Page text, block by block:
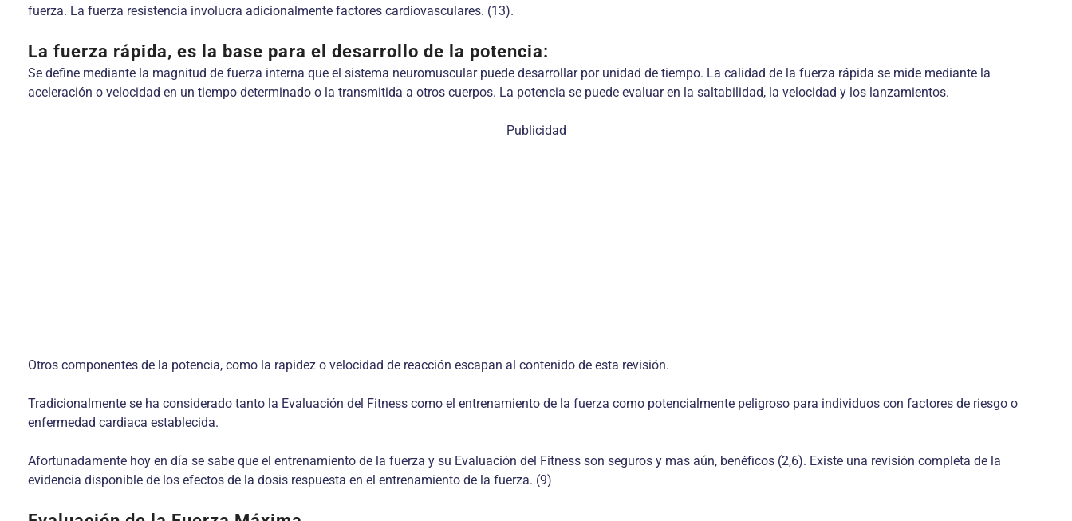
fuerza. La fuerza resistencia involucra adicionalmente factores cardiovasculares. (13).
La fuerza rápida, es la base para el desarrollo de la potencia:
Se define mediante la magnitud de fuerza interna que el sistema neuromuscular puede desarrollar por unidad de tiempo. La calidad de la fuerza rápida se mide mediante la
aceleración o velocidad en un tiempo determinado o la transmitida a otros cuerpos. La potencia se puede evaluar en la saltabilidad, la velocidad y los lanzamientos.
Publicidad
Otros componentes de la potencia, como la rapidez o velocidad de reacción escapan al contenido de esta revisión.
Tradicionalmente se ha considerado tanto la Evaluación del Fitness como el entrenamiento de la fuerza como potencialmente peligroso para individuos con factores de riesgo o
enfermedad cardiaca establecida.
Afortunadamente hoy en día se sabe que el entrenamiento de la fuerza y su Evaluación del Fitness son seguros y mas aún, benéficos (2,6). Existe una revisión completa de la
evidencia disponible de los efectos de la dosis respuesta en el entrenamiento de la fuerza. (9)